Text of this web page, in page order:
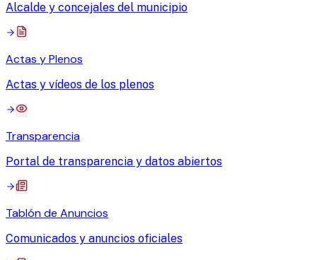
Alcalde y concejales del municipio
Actas y Plenos
Actas y vídeos de los plenos
Transparencia
Portal de transparencia y datos abiertos
Tablón de Anuncios
Comunicados y anuncios oficiales